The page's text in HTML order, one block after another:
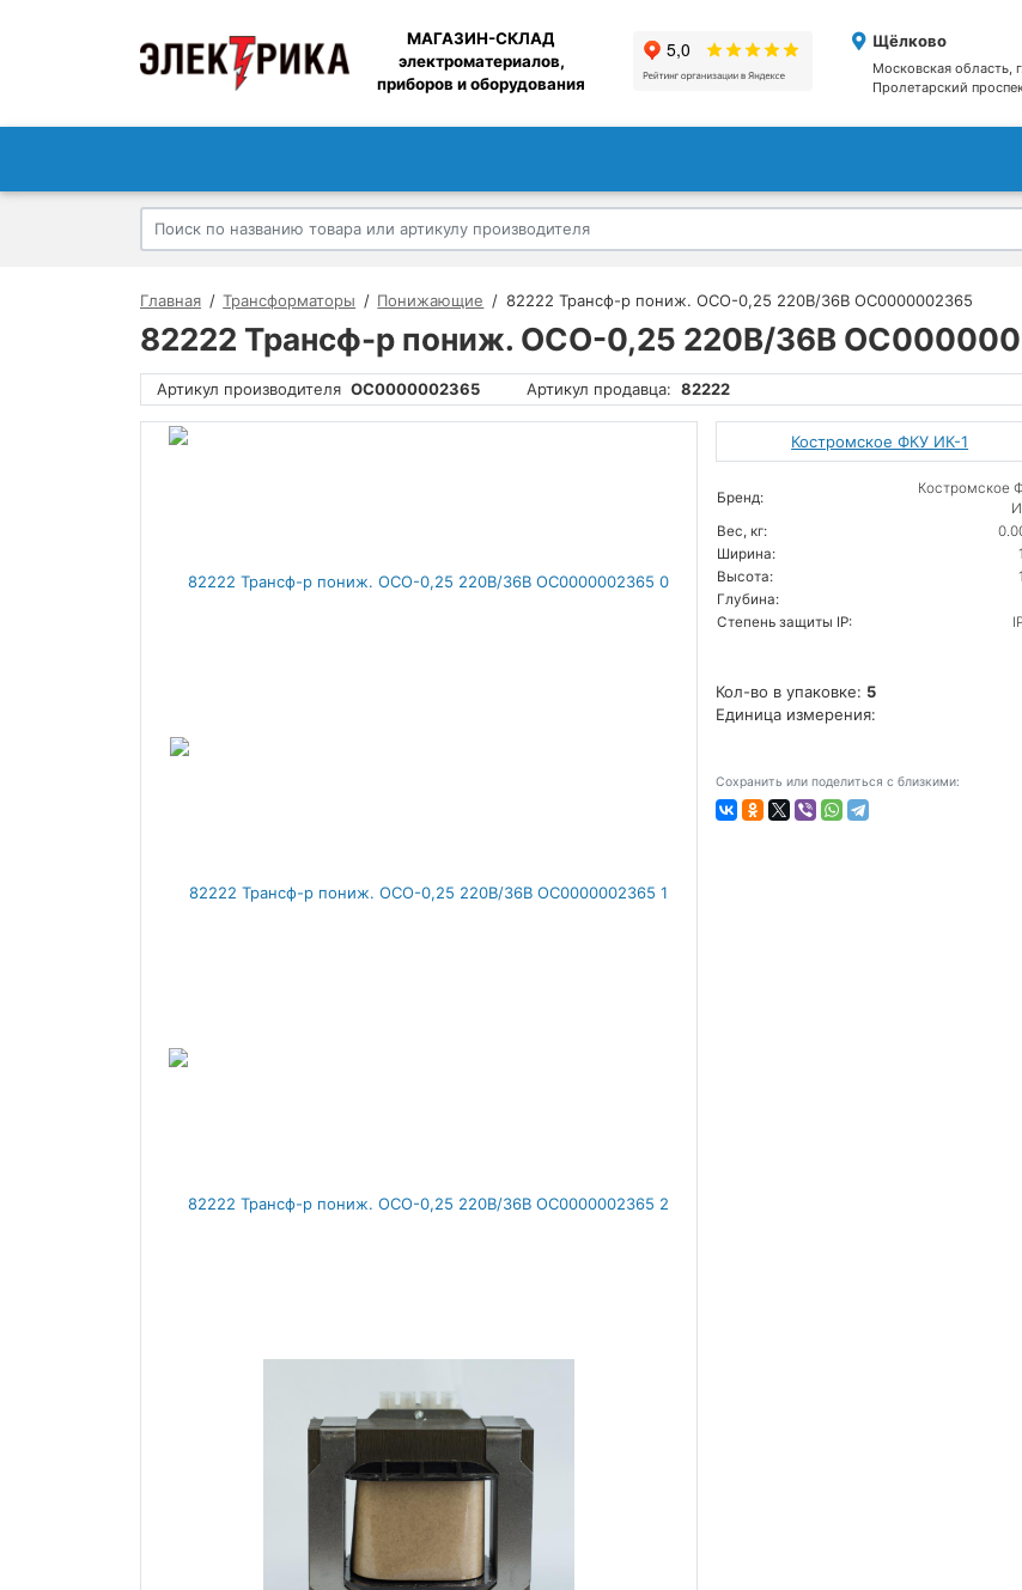
МАГАЗИН-СКЛАД
электроматериалов,
приборов и оборудования
Щёлково
Московская область,
Пролетарский
Главная Трансформаторы Понижающие 82222 Трансф-р пониж. ОСО-0,25 220В/36В ОС0000002365
82222 Трансф-р пониж. ОСО-0,25 220В/36В
Артикул производителя ОС0000002365 Артикул продавца: 82222
Костромское ФКУ ИК-1
Бренд:
Костромское
Вес, кг:
Ширина:
Высота:
Глубина:
Степень защиты IP:
Кол-во в упаковке: 5
Единица измерения:
Сохранить или поделиться с близкими: